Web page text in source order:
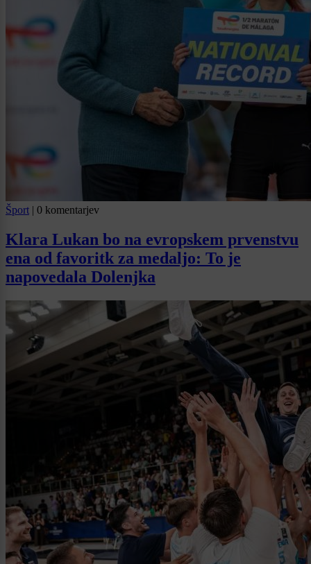
Šport | 0 komentarjev
Klara Lukan bo na evropskem prvenstvu
ena od favoritk za medaljo: To je
napovedala Dolenjka